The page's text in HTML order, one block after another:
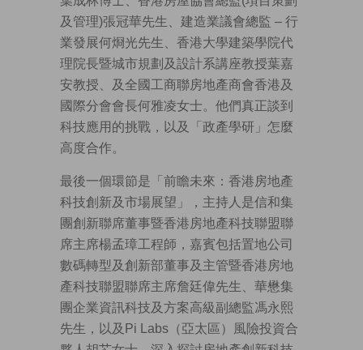
及管理)張冠華先生、建造業議會總監 – 行
業發展何烱光先生、香港大學建築學院代
理院長暨城市規劃及設計系講座教授葉嘉
安教授、及全國工商聯房地產商會香港及
國際分會會長何雅凌女士。他們真正談到
科技應用的挑戰，以及「政產學研」怎麼
高度合作。
最後一個環節是「前瞻未來：香港房地產
科技創新及市場展望」，主持人是信和集
團創新聯席董事暨香港房地產科技聯盟聯
席主席楊孟璋工程師，嘉賓包括置地公司
數碼轉型及創新部董事及主管暨香港房地
產科技聯盟聯席主席詹廷偉先生、華懋集
團企業資訊科技及方案高級副總監馮永熙
先生，以及Pi Labs（亞太區）風險投資合